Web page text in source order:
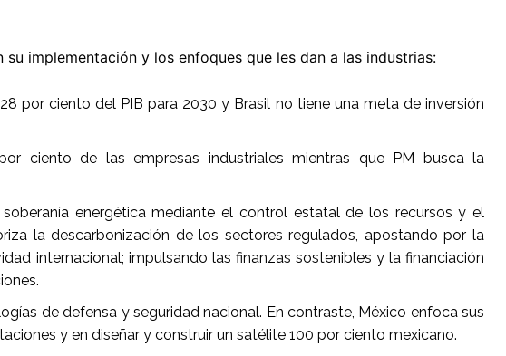
implementación y los enfoques que les dan a las industrias:
por ciento del PIB para 2030 y Brasil no tiene una meta de inversión
ciento de las empresas industriales mientras que PM busca la
energética mediante el control estatal de los recursos y el
la descarbonización de los sectores regulados, apostando por la
internacional; impulsando las finanzas sostenibles y la financiación
de defensa y seguridad nacional. En contraste, México enfoca sus
y en diseñar y construir un satélite 100 por ciento mexicano.